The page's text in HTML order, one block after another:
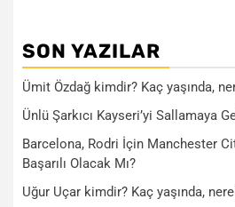
SON YAZILAR
Ümit Özdağ kimdir? Kaç yaşında,
Ünlü Şarkıcı Kayseri’yi Sallamaya
Barcelona, Rodri İçin Manchester
Başarılı Olacak Mı?
Uğur Uçar kimdir? Kaç yaşında,